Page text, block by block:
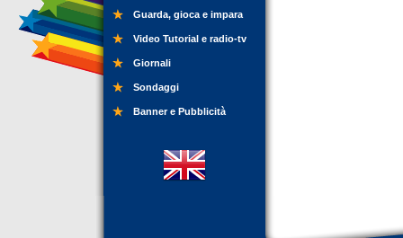
Guarda, gioca e impara
Video Tutorial e radio-tv
Giornali
Sondaggi
Banner e Pubblicità